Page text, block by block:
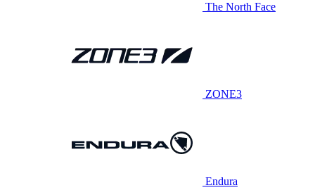
The North Face
ZONE3
Endura